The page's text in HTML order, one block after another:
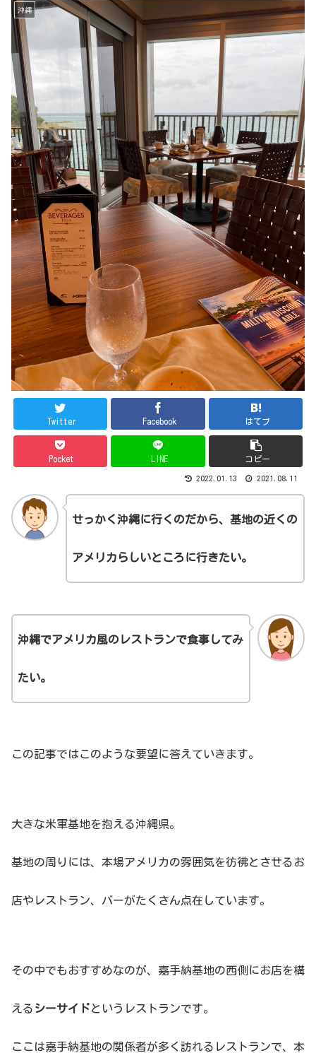
沖縄
Twitter Facebook はてブ
Pocket LINE コピー
2022.01.13 2021.08.11
せっかく沖縄に行くのだから、基地の近くの
アメリカらしいところに行きたい。
沖縄でアメリカ風のレストランで食事してみ
たい。
この記事ではこのような要望に答えていきます。
大きな米軍基地を抱える沖縄県。
基地の周りには、本場アメリカの雰囲気を彷彿とさせるお
店やレストラン、バーがたくさん点在しています。
その中でもおすすめなのが、嘉手納基地の西側にお店を構
える シーサイドというレストランです。
ここは嘉手納基地の関係者が多く訪れるレストランで、本